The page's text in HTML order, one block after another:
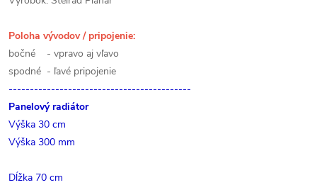
Poloha vývodov / pripojenie:
bočné - vpravo aj vľavo
spodné - ľavé pripojenie
-------------------------------------------
Panelový radiátor
Výška 30 cm
Výška 300 mm
Dĺžka 70 cm